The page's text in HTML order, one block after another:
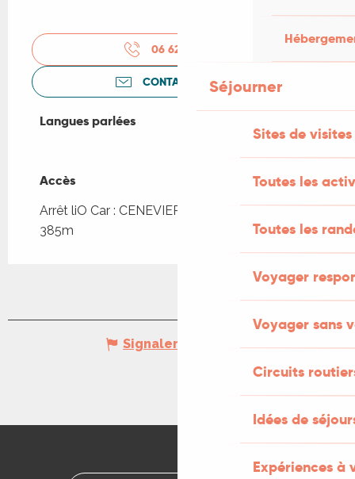
Séjourner
Sites de visites
Toutes les
Toutes les
Voyager
Voyager sans
Circuits
Idées de
Expériences à
06 62 06 19
CONTACTEZ-NOUS
Langues parlées
Langues parlées
Accès
Accès
Arrêt liO Car : CENEVIERES - Eglise - Château à
385m
Signaler une erreur